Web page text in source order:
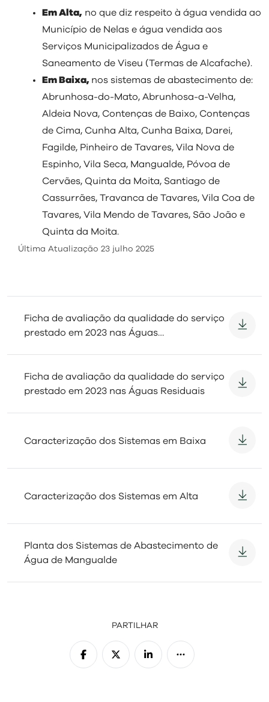
Em Alta, no que diz respeito à água vendida ao
Município de Nelas e água vendida aos
Serviços Municipalizados de Água e
Saneamento de Viseu (Termas de Alcafache).
Em Baixa, nos sistemas de abastecimento de:
Abrunhosa-do-Mato, Abrunhosa-a-Velha,
Aldeia Nova, Contenças de Baixo, Contenças
de Cima, Cunha Alta, Cunha Baixa, Darei,
Fagilde, Pinheiro de Tavares, Vila Nova de
Espinho, Vila Seca, Mangualde, Póvoa de
Cervães, Quinta da Moita, Santiago de
Cassurrães, Travanca de Tavares, Vila Coa de
Tavares, Vila Mendo de Tavares, São João e
Quinta da Moita.
Última Atualização 23 julho 2025
Ficha de avaliação da qualidade do serviço
prestado em 2023 nas Águas
Ficha de avaliação da qualidade do serviço
prestado em 2023 nas Águas Residuais
Caracterização dos Sistemas em Baixa
Caracterização dos Sistemas em Alta
Planta dos Sistemas de Abastecimento de
Água de Mangualde
PARTILHAR